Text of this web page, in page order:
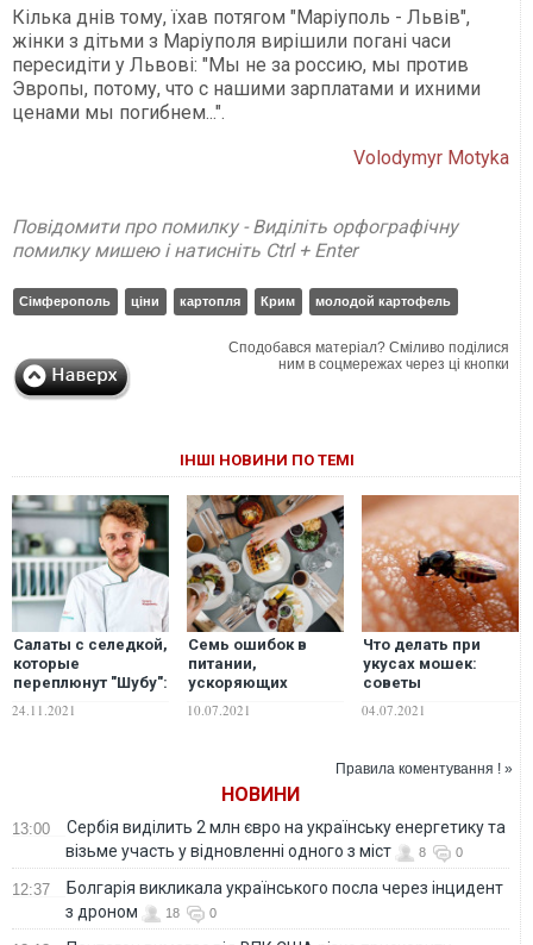
Кілька днів тому, їхав потягом "Маріуполь - Львів",
жінки з дітьми з Маріуполя вирішили погані часи
пересидіти у Львові: "Мы не за россию, мы против
Эвропы, потому, что с нашими зарплатами и ихними
ценами мы погибнем...".
Volodymyr Motyka
Повідомити про помилку - Виділіть орфографічну
помилку мишею і натисніть Ctrl + Enter
Сімферополь ціни картопля Крим молодой картофель
Сподобався матеріал? Сміливо поділися
ним в соцмережах через ці кнопки
ІНШІ НОВИНИ ПО ТЕМІ
Салаты с селедкой,
которые
переплюнут "Шубу":
Клопотенко
24.11.2021
Семь ошибок в
питании,
ускоряющих
10.07.2021
Что делать при
укусах мошек:
советы
самые простые
04.07.2021
Правила коментування ! »
НОВИНИ
13:00
Сербія виділить 2 млн євро на українську енергетику та
візьме участь у відновленні одного з міст
8 0
12:37
Болгарія викликала українського посла через інцидент
з дроном
18 0